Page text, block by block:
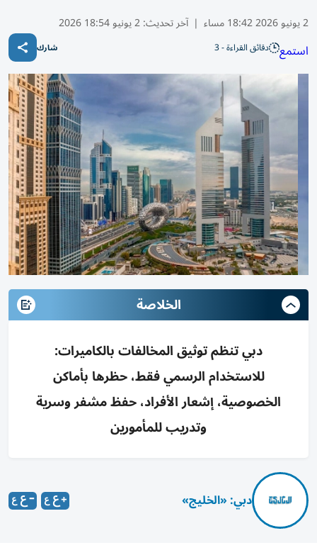
2 يونيو 2026 18:42 مساء | آخر تحديث:2 يونيو 18:54 2026
استمع دقائق القراءة - 3 شارك
الخلاصة
دبي تنظم توثيق المخالفات بالكاميرات:
للاستخدام الرسمي فقط، حظرها بأماكن
الخصوصية، إشعار الأفراد، حفظ مشفر وسرية
وتدريب للمأمورين
دبي: «الخليج»